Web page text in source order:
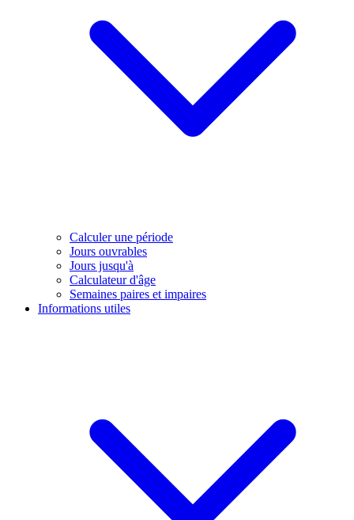
Calculer une période
Jours ouvrables
Jours jusqu'à
Calculateur d'âge
Semaines paires et impaires
Informations utiles